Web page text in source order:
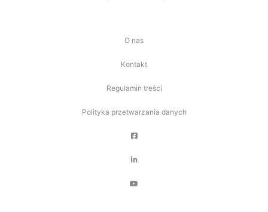
O nas
Kontakt
Regulamin treści
Polityka przetwarzania danych